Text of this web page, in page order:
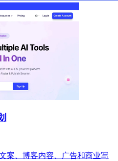
案、博客内容、广告和商业写